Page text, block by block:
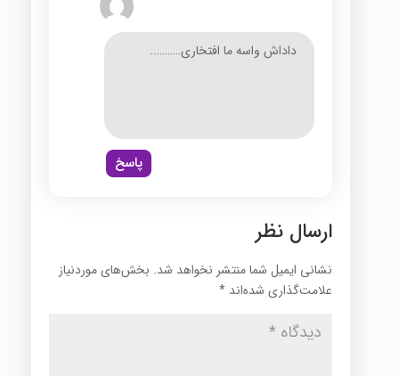
داداش واسه ما افتخاری………..
پاسخ
ارسال نظر
نشانی ایمیل شما منتشر نخواهد شد. بخش‌های موردنیاز
علامت‌گذاری شده‌اند *